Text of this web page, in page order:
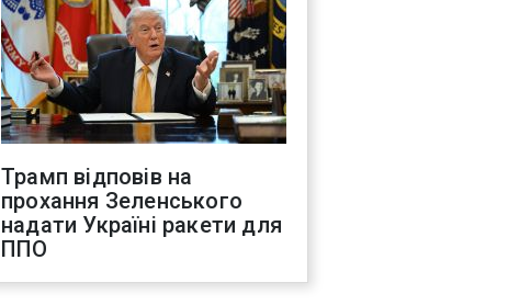
Трамп відповів на
прохання Зеленського
надати Україні ракети для
ППО